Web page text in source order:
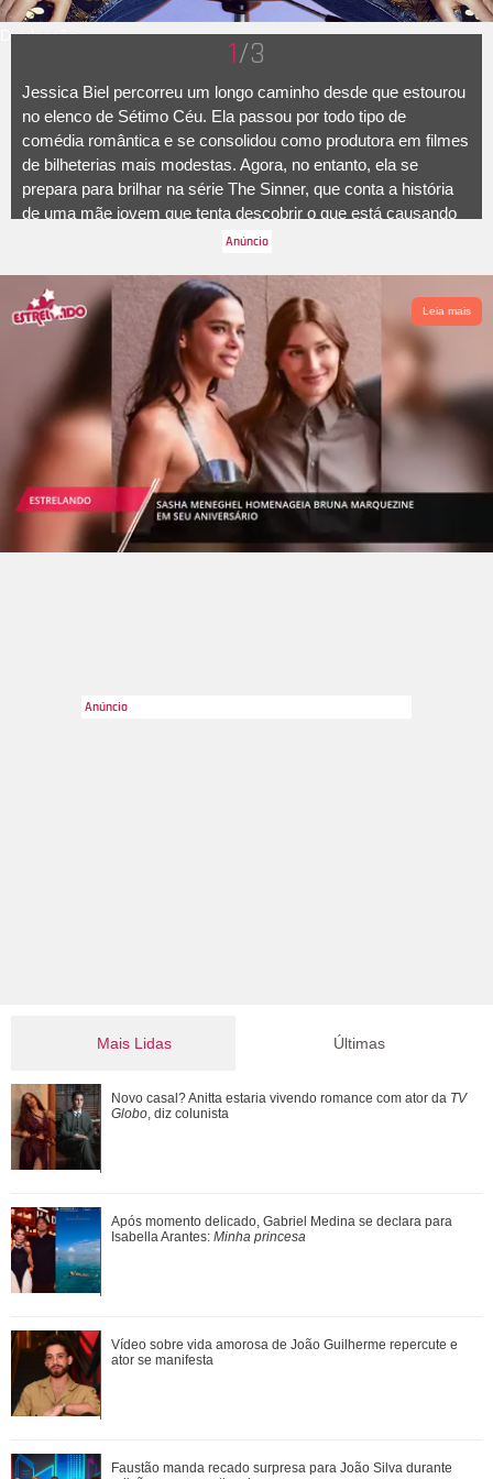
Divulgação 1/3
Jessica Biel percorreu um longo caminho desde que estourou
no elenco de Sétimo Céu. Ela passou por todo tipo de
comédia romântica e se consolidou como produtora em filmes
de bilheterias mais modestas. Agora, no entanto, ela se
prepara para brilhar na série The Sinner, que conta a história
de uma mãe jovem que tenta descobrir o que está causando
suas tendências violentas. O elenco conta ainda com Bill
entrevista para a Marie Claire, da qual é capa de agosto, a
atriz contou: - -Para mim é como um renascimento, Como se
eu fosse uma fênix ressurgindo das cinzas.
Leia mais
Mais Lidas
João Raul diz para Agrado que não está conseguindo
conviver com seu sucesso. Veja os resum...
Anitta abre o jogo sobre nova fase, mudanças no visual e
decisão polêmica nos shows
Em parceria com Sandy, Laura Pausini lança versão em
português de Quando Chove
Após rumores, Alice Carvalho evita definir relação com
Últimas
Novo casal? Anitta estaria vivendo romance com ator da TV
Globo, diz colunista
Após momento delicado, Gabriel Medina se declara para
Isabella Arantes: Minha princesa
Vídeo sobre vida amorosa de João Guilherme repercute e
ator se manifesta
Faustão manda recado surpresa para João Silva durante